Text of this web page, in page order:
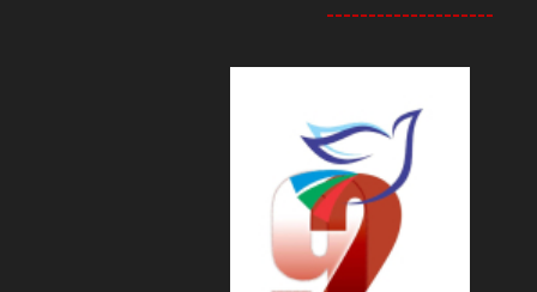
--------------------